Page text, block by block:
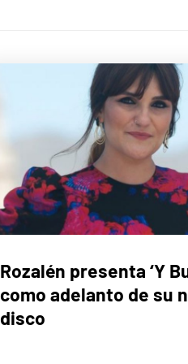
Rozalén presenta ‘Y
como adelanto de su
disco